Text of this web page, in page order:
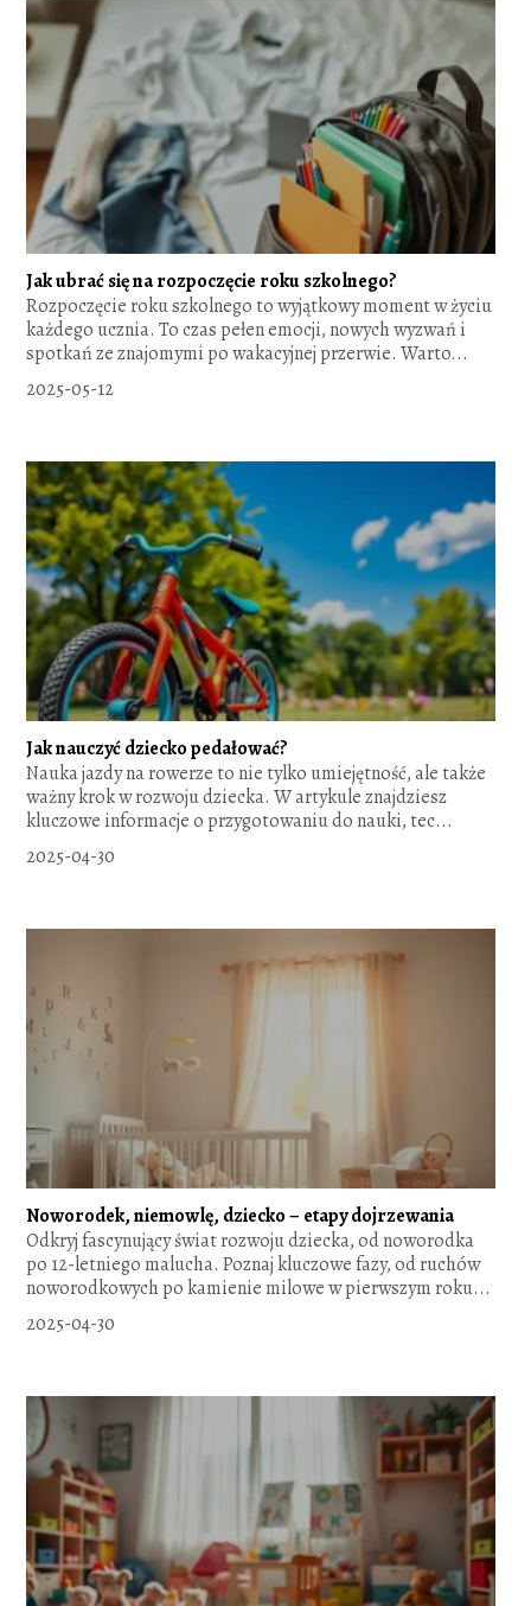
Jak ubrać się na rozpoczęcie roku szkolnego?
Rozpoczęcie roku szkolnego to wyjątkowy moment w życiu
każdego ucznia. To czas pełen emocji, nowych wyzwań i
spotkań ze znajomymi po wakacyjnej przerwie. Warto...
2025-05-12
Jak nauczyć dziecko pedałować?
Nauka jazdy na rowerze to nie tylko umiejętność, ale także
ważny krok w rozwoju dziecka. W artykule znajdziesz
kluczowe informacje o przygotowaniu do nauki, tec...
2025-04-30
Noworodek, niemowlę, dziecko – etapy dojrzewania
Odkryj fascynujący świat rozwoju dziecka, od noworodka
po 12-letniego malucha. Poznaj kluczowe fazy, od ruchów
noworodkowych po kamienie milowe w pierwszym roku...
2025-04-30